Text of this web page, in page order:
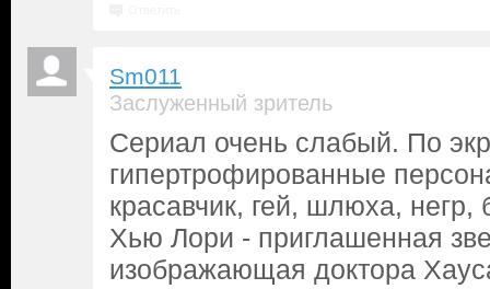
Sm011
Заслуженный зритель
Сериал очень слабый. По
гипертрофированные
красавчик, гей, шлюха, негр,
Хью Лори - приглашенная
изображающая доктора